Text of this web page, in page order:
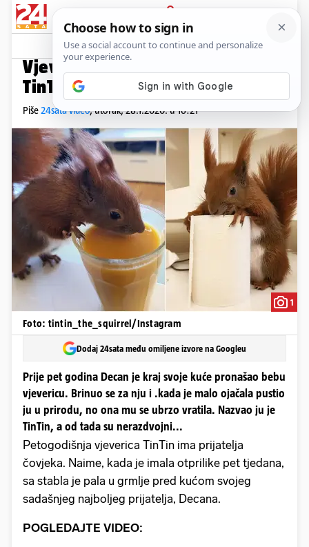
PRIJAVA
Video Komentari
ŠEĆE JU NA UZICI
Vjeverica kao kućni ljubimac:
TinTin ne napušta vlasnika...
Piše24sata video,utorak, 28.1.2020. u 16:21
1
Foto: tintin_the_squirrel/Instagram
Dodaj 24sata među omiljene izvore na Googleu
Prije pet godina Decan je kraj svoje kuće pronašao bebu
vjevericu. Brinuo se za nju i .kada je malo ojačala pustio
ju u prirodu, no ona mu se ubrzo vratila. Nazvao ju je
TinTin, a od tada su nerazdvojni...
Petogodišnja vjeverica TinTin ima prijatelja
čovjeka. Naime, kada je imala otprilike pet tjedana,
sa stabla je pala u grmlje pred kućom svojeg
sadašnjeg najboljeg prijatelja, Decana.
POGLEDAJTE VIDEO: